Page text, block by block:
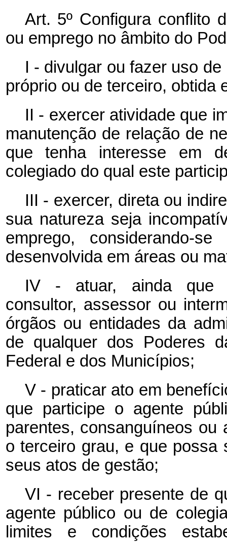
Art. 5º Configura conflito
ou emprego no âmbito do
I - divulgar ou fazer uso
próprio ou de terceiro, obtida
II - exercer atividade que
manutenção de relação de
que tenha interesse em
colegiado do qual este
III - exercer, direta ou
sua natureza seja
emprego, considerando-
desenvolvida em áreas ou
IV - atuar, ainda que
consultor, assessor ou
órgãos ou entidades da
de qualquer dos Poderes
Federal e dos Municípios;
V - praticar ato em
que participe o agente
parentes, consanguíneos
o terceiro grau, e que possa
seus atos de gestão;
VI - receber presente de
agente público ou de
limites e condições